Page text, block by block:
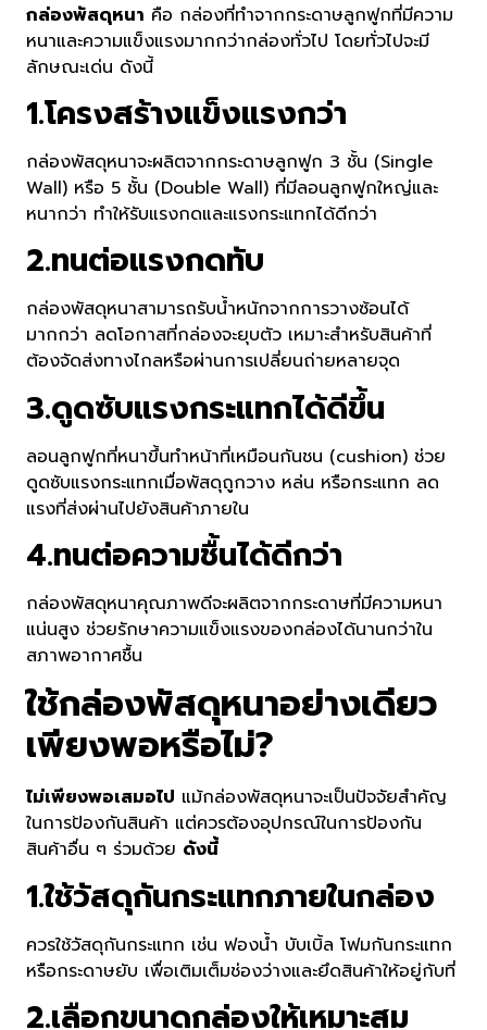
กล่องพัสดุหนา คือ กล่องที่ทำจากกระดาษลูกฟูกที่มีความ
หนาและความแข็งแรงมากกว่ากล่องทั่วไป โดยทั่วไปจะมี
ลักษณะเด่น ดังนี้
1.โครงสร้างแข็งแรงกว่า
กล่องพัสดุหนาจะผลิตจากกระดาษลูกฟูก 3 ชั้น (Single
Wall) หรือ 5 ชั้น (Double Wall) ที่มีลอนลูกฟูกใหญ่และ
หนากว่า ทำให้รับแรงกดและแรงกระแทกได้ดีกว่า
2.ทนต่อแรงกดทับ
กล่องพัสดุหนาสามารถรับน้ำหนักจากการวางซ้อนได้
มากกว่า ลดโอกาสที่กล่องจะยุบตัว เหมาะสำหรับสินค้าที่
ต้องจัดส่งทางไกลหรือผ่านการเปลี่ยนถ่ายหลายจุด
3.ดูดซับแรงกระแทกได้ดีขึ้น
ลอนลูกฟูกที่หนาขึ้นทำหน้าที่เหมือนกันชน (cushion) ช่วย
ดูดซับแรงกระแทกเมื่อพัสดุถูกวาง หล่น หรือกระแทก ลด
แรงที่ส่งผ่านไปยังสินค้าภายใน
4.ทนต่อความชื้นได้ดีกว่า
กล่องพัสดุหนาคุณภาพดีจะผลิตจากกระดาษที่มีความหนา
แน่นสูง ช่วยรักษาความแข็งแรงของกล่องได้นานกว่าใน
สภาพอากาศชื้น
ใช้กล่องพัสดุหนาอย่างเดียว
เพียงพอหรือไม่?
ไม่เพียงพอเสมอไป แม้กล่องพัสดุหนาจะเป็นปัจจัยสำคัญ
ในการป้องกันสินค้า แต่ควรต้องอุปกรณ์ในการป้องกัน
สินค้าอื่น ๆ ร่วมด้วย ดังนี้
1.ใช้วัสดุกันกระแทกภายในกล่อง
ควรใช้วัสดุกันกระแทก เช่น ฟองน้ำ บับเบิ้ล โฟมกันกระแทก
หรือกระดาษยับ เพื่อเติมเต็มช่องว่างและยึดสินค้าให้อยู่กับที่
2.เลือกขนาดกล่องให้เหมาะสม